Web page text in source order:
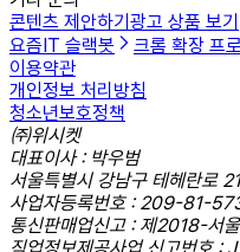
콘텐츠 제안하기 광고 상품 보기
요즘IT 슬랙봇
크롬 확장 프
이용약관
개인정보 처리방침
청소년보호정책
㈜위시켓
대표이사 : 박우범
서울특별시 강남구 테헤란로
사업자등록번호 : 209-81-
통신판매업신고 : 제2018-서